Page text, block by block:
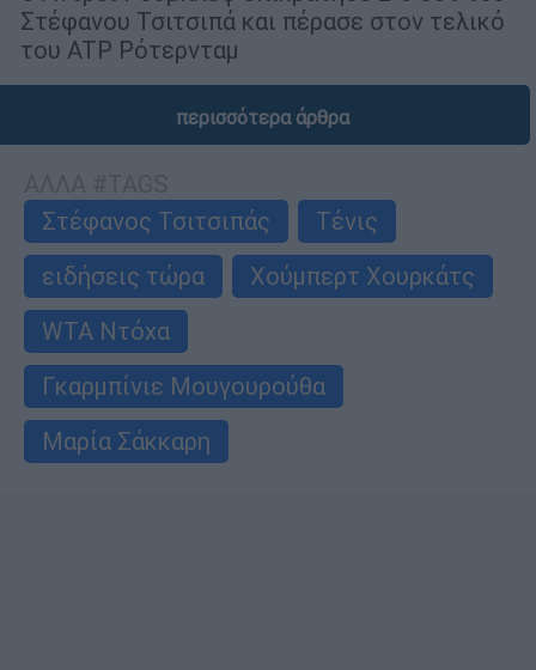
Στέφανου Τσιτσιπά και πέρασε στον τελικό
του ATP Ρότερνταμ
περισσότερα άρθρα
Στέφανος Τσιτσιπάς
Τένις
ειδήσεις τώρα
Χούμπερτ Χουρκάτς
WTA Ντόχα
Γκαρμπίνιε Μουγουρούθα
Μαρία Σάκκαρη